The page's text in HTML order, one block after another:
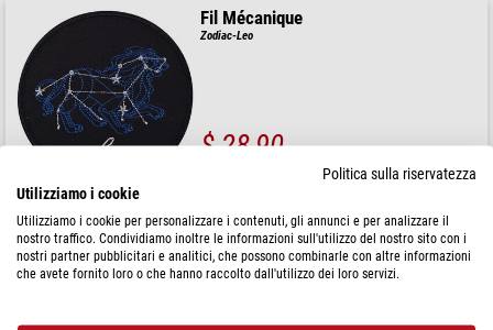
Fil Mécanique
Zodiac-Leo
$ 28,90
24 ore
Fil Mécanique
Zodiac-Cancer
Politica sulla riservatezza
Utilizziamo i cookie
Utilizziamo i cookie per personalizzare i contenuti, gli annunci e per analizzare il
nostro traffico. Condividiamo inoltre le informazioni sull'utilizzo del nostro sito con i
nostri partner pubblicitari e analitici, che possono combinarle con altre informazioni
che avete fornito loro o che hanno raccolto dall'utilizzo dei loro servizi.